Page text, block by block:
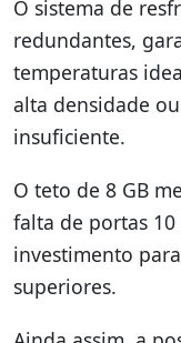
O sistema de
redundantes,
temperaturas
alta densidade
insuficiente.
O teto de 8 GB
falta de portas
investimento
superiores.